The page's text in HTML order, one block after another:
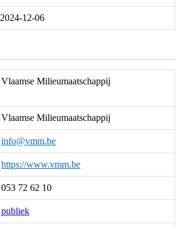
2024-12-06
Vlaamse Milieumaatschappij
Vlaamse Milieumaatschappij
info@vmm.be
https://www.vmm.be
053 72 62 10
publiek